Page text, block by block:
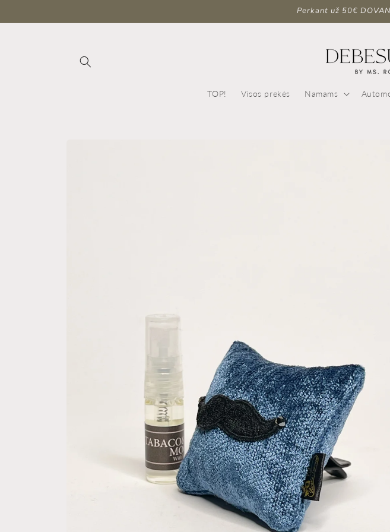
Perkant už 50€
TOP! Visos prekės Namams